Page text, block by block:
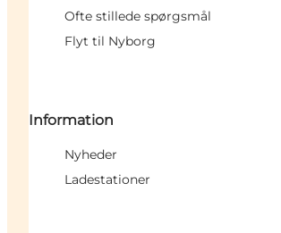
Ofte stillede spørgsmål
Flyt til Nyborg
Information
Nyheder
Ladestationer